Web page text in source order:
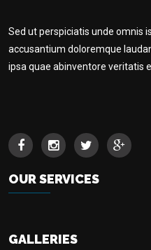
Sed ut perspiciatis unde omnis
accusantium doloremque
ipsa quae abinventore veritatis
OUR SERVICES
GALLERIES